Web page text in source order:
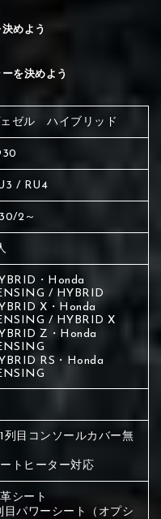
場所を選択
択ください。
部分にカラ
めよう
を決めよう
ゼル ハイブリッド
/ RU4
2～
・Honda
/ HYBRID
X・Honda
/ HYBRID X
Z・Honda
RS・Honda
列目コンソールカバー無
トヒーター対応
シート
目パワーシート（オプシ